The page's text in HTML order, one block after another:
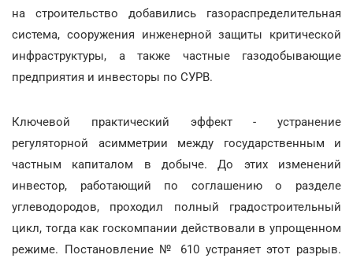
на строительство добавились газораспределительная
система, сооружения инженерной защиты критической
инфраструктуры, а также частные газодобывающие
предприятия и инвесторы по СУРВ.
Ключевой практический эффект - устранение
регуляторной асимметрии между государственным и
частным капиталом в добыче. До этих изменений
инвестор, работающий по соглашению о разделе
углеводородов, проходил полный градостроительный
цикл, тогда как госкомпании действовали в упрощенном
режиме. Постановление № 610 устраняет этот разрыв.